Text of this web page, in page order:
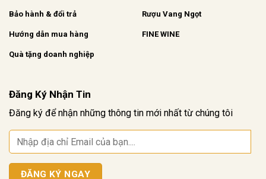
Bảo hành & đổi trả
Hướng dẫn mua hàng
Quà tặng doanh nghiệp
Rượu Vang Ngọt
FINE WINE
Đăng Ký Nhận Tin
Đăng ký để nhận những thông tin mới nhất từ chúng tôi